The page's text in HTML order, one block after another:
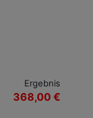
Ergebnis
368,00 €